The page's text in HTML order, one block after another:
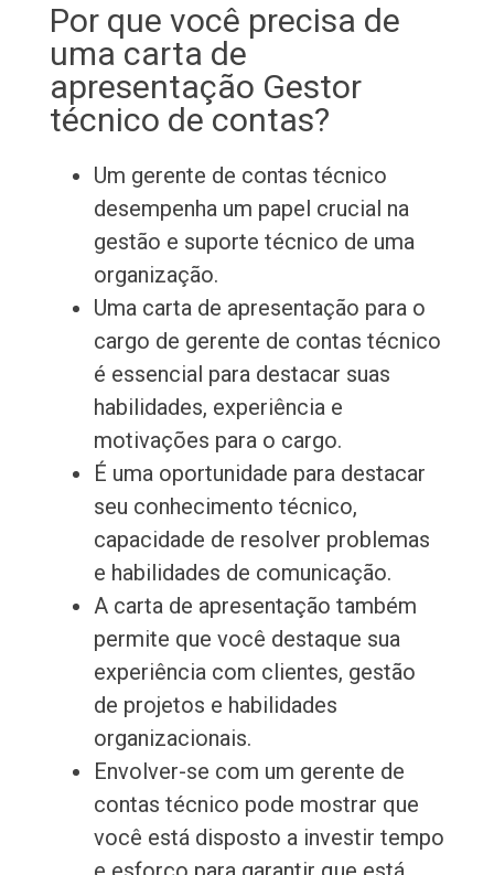
Por que você precisa de
uma carta de
apresentação Gestor
técnico de contas?
Um gerente de contas técnico
desempenha um papel crucial na
gestão e suporte técnico de uma
organização.
Uma carta de apresentação para o
cargo de gerente de contas técnico
é essencial para destacar suas
habilidades, experiência e
motivações para o cargo.
É uma oportunidade para destacar
seu conhecimento técnico,
capacidade de resolver problemas
e habilidades de comunicação.
A carta de apresentação também
permite que você destaque sua
experiência com clientes, gestão
de projetos e habilidades
organizacionais.
Envolver-se com um gerente de
contas técnico pode mostrar que
você está disposto a investir tempo